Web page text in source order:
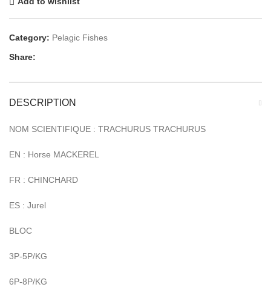
Category: Pelagic Fishes
Share:
DESCRIPTION
NOM SCIENTIFIQUE : TRACHURUS TRACHURUS
EN : Horse MACKEREL
FR : CHINCHARD
ES : Jurel
BLOC
3P-5P/KG
6P-8P/KG